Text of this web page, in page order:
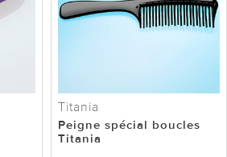
Titania
Peigne spécial boucles
Titania